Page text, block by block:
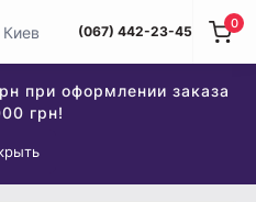
Киев (067) 442-23-45
при оформлении заказа
грн!
0